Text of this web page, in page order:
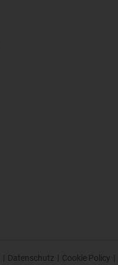
| Datenschutz | Cookie Policy |